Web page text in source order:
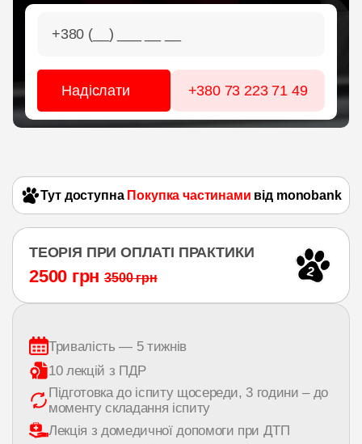
+380 73 223 71 49
Тут доступна Покупка частинами від monobank
ТЕОРІЯ ПРИ ОПЛАТІ ПРАКТИКИ
2500 грн3500 грн 2
Тривалість — 5 тижнів
10 лекцій з ПДР
Підготовка до іспиту щосереди, 3 години – до
моменту складання іспиту
Лекція з домедичної допомоги при ДТП